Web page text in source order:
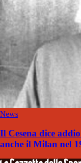
News
Il Cesena dice
anche il Milan nel